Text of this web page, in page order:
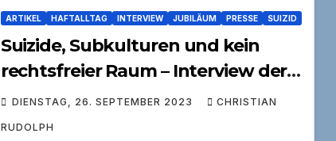
ARTIKEL HAFTALLTAG INTERVIEW JUBILÄUM PRESSE SUIZID
Suizide, Subkulturen und kein
rechtsfreier Raum – Interview der
taz mit dem Anstaltsleiter der JVA
Tegel
DIENSTAG, 26. SEPTEMBER 2023 CHRISTIAN
RUDOLPH